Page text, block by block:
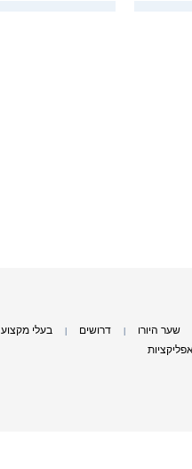
שער היורו דרושים בעלי מקצוע